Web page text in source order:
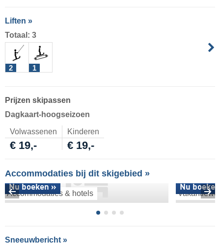
Liften »
Totaal: 3
2 1
Prijzen skipassen
Dagkaart-hoogseizoen
Volwassenen Kinderen
€ 19,- € 19,-
Accommodaties bij dit skigebied »
Accommodaties & hotels
Nu boeken » Nu
Sneeuwbericht »